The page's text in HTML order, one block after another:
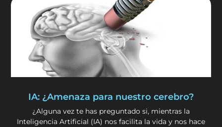
IA: ¿Amenaza para nuestro cerebro?
¿Alguna vez te has preguntado si, mientras la
Inteligencia Artificial (IA) nos facilita la vida y nos hace